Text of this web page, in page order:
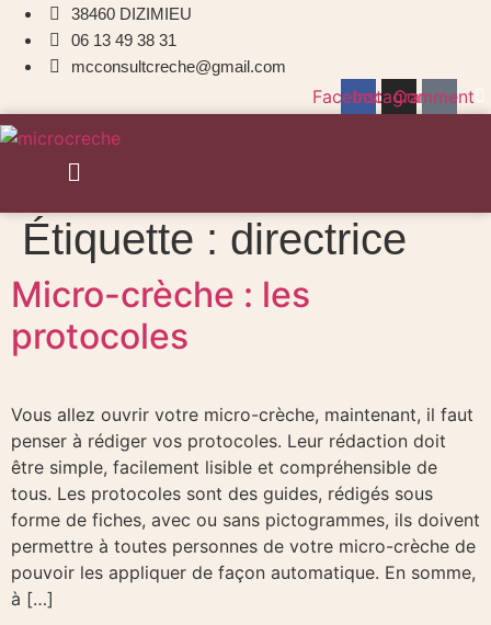
38460 DIZIMIEU
06 13 49 38 31
mcconsultcreche@gmail.com
FacebookInstagramComment
Menu
Étiquette : directrice
Micro-crèche : les
protocoles
Vous allez ouvrir votre micro-crèche, maintenant, il faut
penser à rédiger vos protocoles. Leur rédaction doit
être simple, facilement lisible et compréhensible de
tous. Les protocoles sont des guides, rédigés sous
forme de fiches, avec ou sans pictogrammes, ils doivent
permettre à toutes personnes de votre micro-crèche de
pouvoir les appliquer de façon automatique. En somme,
à […]